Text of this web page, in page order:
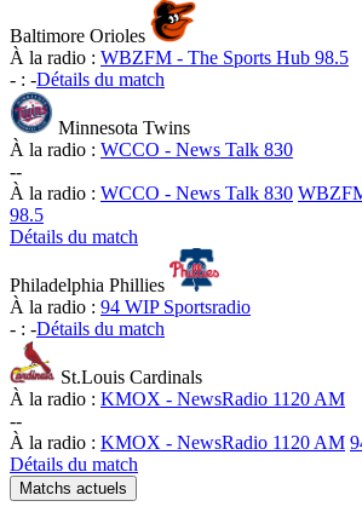
Baltimore Orioles
À la radio : WBZFM - The Sports Hub 98.5
- : -Détails du match
Minnesota Twins
À la radio : WCCO - News Talk 830
--
À la radio : WCCO - News Talk 830
98.5
Détails du match
Philadelphia Phillies
À la radio : 94 WIP Sportsradio
- : -Détails du match
St.Louis Cardinals
À la radio : KMOX - NewsRadio 1120 AM
--
À la radio : KMOX - NewsRadio 1120 AM
Détails du match
Matchs actuels